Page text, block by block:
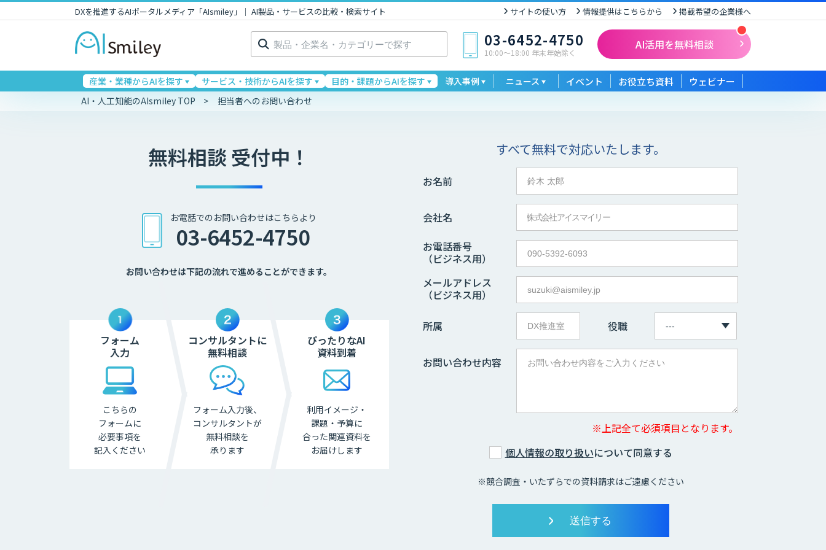
DXを推進するAIポータルメディア「AIsmiley」｜ AI製品・サービスの比較・検索サイト サイトの使い方 情報提供はこちらから 掲載希望の企業様へ
検
索: 03-6452-4750
10:00〜18:00 年末年始除く
AI活用を無料相談
産業・業種からAIを探す サービス・技術からAIを探す 目的・課題からAIを探す 導入事例 ニュース イベント お役立ち資料 ウェビナー
AI・人工知能のAIsmiley TOP 担当者へのお問い合わせ
無料相談 受付中！ すべて無料で対応いたします。
お名前
会社名
お電話番号
（ビジネス用）
メールアドレス
（ビジネス用）
所属 役職
お問い合わせ内容
※上記全て必須項目となります。
個人情報の取り扱いについて同意する
※競合調査・いたずらでの資料請求はご遠慮ください
お電話でのお問い合わせはこちらより
03-6452-4750
お問い合わせは下記の流れで進めることができます。
フォーム
入力
こちらの
フォームに
必要事項を
記入ください
コンサルタントに
無料相談
フォーム入力後、
コンサルタントが
無料相談を
承ります
ぴったりなAI
資料到着
利用イメージ・
課題・ 予算に
合った関連資料を
お届けします